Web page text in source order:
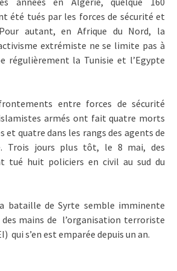
été tués par les forces de sécurité et
autant, en Afrique du Nord, la
extrémiste ne se limite pas à
régulièrement la Tunisie et l’Egypte
entre forces de sécurité
armés ont fait quatre morts
quatre dans les rangs des agents de
Trois jours plus tôt, le 8 mai, des
tué huit policiers en civil au sud du
bataille de Syrte semble imminente
mains de l’organisation terroriste
qui s’en est emparée depuis un an.